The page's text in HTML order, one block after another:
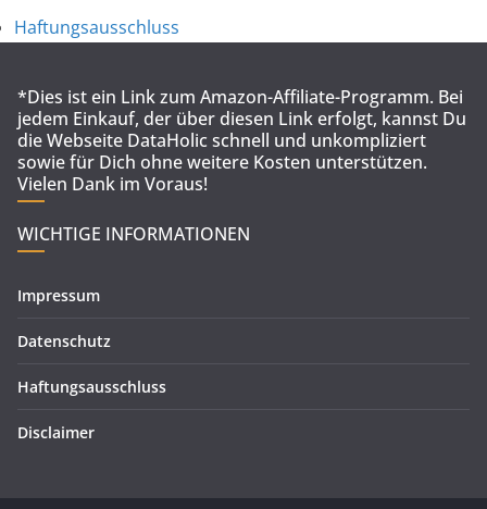
Haftungsausschluss
*Dies ist ein Link zum Amazon-Affiliate-Programm. Bei
jedem Einkauf, der über diesen Link erfolgt, kannst Du
die Webseite DataHolic schnell und unkompliziert
sowie für Dich ohne weitere Kosten unterstützen.
Vielen Dank im Voraus!
WICHTIGE INFORMATIONEN
Impressum
Datenschutz
Haftungsausschluss
Disclaimer